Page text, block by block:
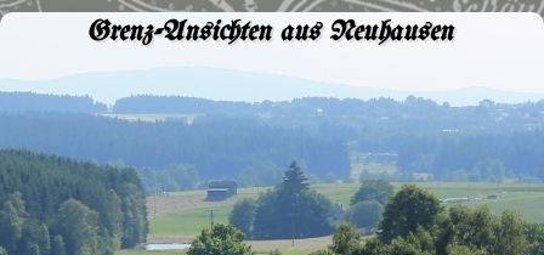
Grenz-Ansichten aus Neuhausen